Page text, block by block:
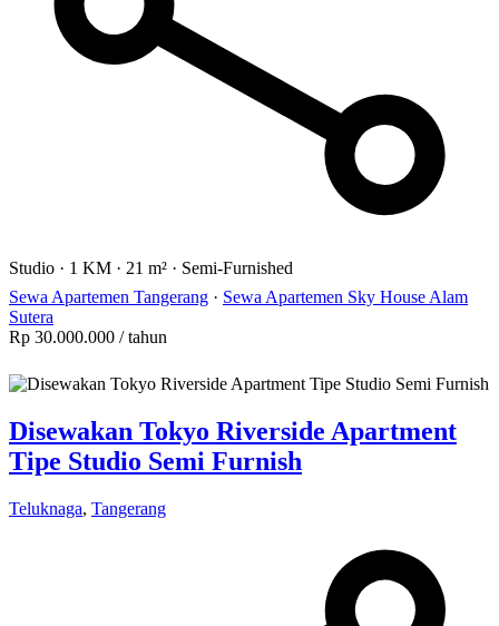
Studio · 1 KM · 21 m² · Semi-Furnished
Sewa Apartemen Tangerang · Sewa Apartemen Sky House Alam
Sutera
Rp 30.000.000 / tahun
Disewakan Tokyo Riverside Apartment
Tipe Studio Semi Furnish
Teluknaga, Tangerang